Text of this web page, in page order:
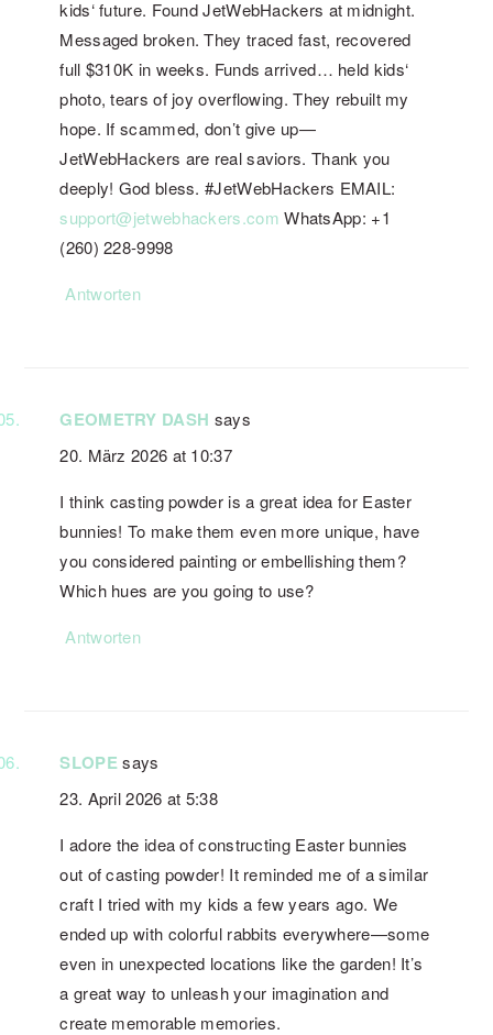
kids‘ future. Found JetWebHackers at midnight.
Messaged broken. They traced fast, recovered
full $310K in weeks. Funds arrived… held kids‘
photo, tears of joy overflowing. They rebuilt my
hope. If scammed, don’t give up—
JetWebHackers are real saviors. Thank you
deeply! God bless. #JetWebHackers EMAIL:
support@jetwebhackers.com WhatsApp: +1
(260) 228-9998
Antworten
GEOMETRY DASH says
20. März 2026 at 10:37
I think casting powder is a great idea for Easter
bunnies! To make them even more unique, have
you considered painting or embellishing them?
Which hues are you going to use?
Antworten
SLOPE says
23. April 2026 at 5:38
I adore the idea of constructing Easter bunnies
out of casting powder! It reminded me of a similar
craft I tried with my kids a few years ago. We
ended up with colorful rabbits everywhere—some
even in unexpected locations like the garden! It’s
a great way to unleash your imagination and
create memorable memories.